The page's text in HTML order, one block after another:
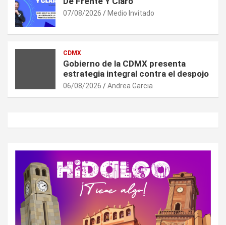
07/08/2026 Medio Invitado
CDMX
Gobierno de la CDMX presenta
estrategia integral contra el despojo
06/08/2026 Andrea Garcia